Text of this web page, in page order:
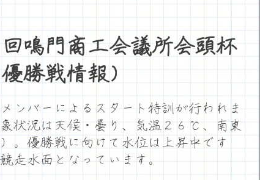
回鳴門商工会議所会頭杯
勝戦情報）
ンバーによるスタート特訓が行われま
状況は天候・曇り、気温２６℃、南東
。優勝戦に向けて水位は上昇中です
走水面となっています。